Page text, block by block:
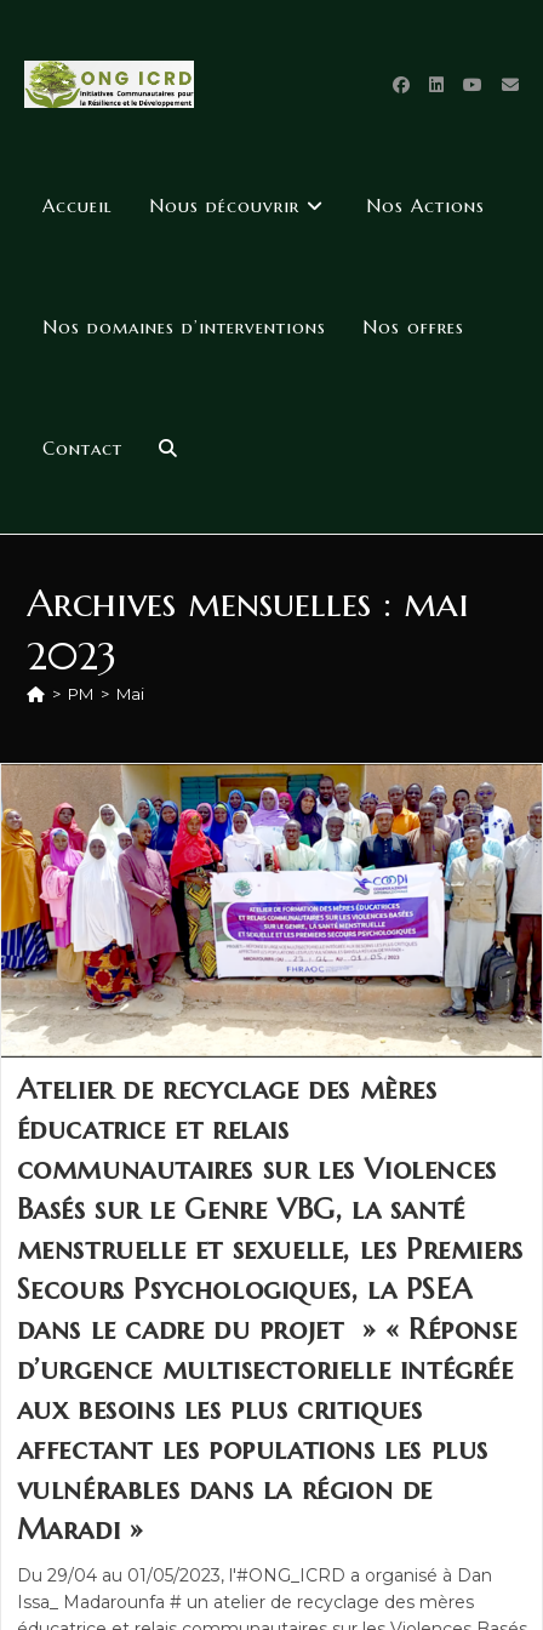
Accueil Nous découvrir Nos Actions
Nos domaines d’interventions Nos offres
Contact
Archives mensuelles : mai
2023
> PM > Mai
Atelier de recyclage des mères
éducatrice et relais
communautaires sur les Violences
Basés sur le Genre VBG, la santé
menstruelle et sexuelle, les Premiers
Secours Psychologiques, la PSEA
dans le cadre du projet » « Réponse
d’urgence multisectorielle intégrée
aux besoins les plus critiques
affectant les populations les plus
vulnérables dans la région de
Maradi »
Du 29/04 au 01/05/2023, l'#ONG_ICRD a organisé à Dan
Issa_ Madarounfa # un atelier de recyclage des mères